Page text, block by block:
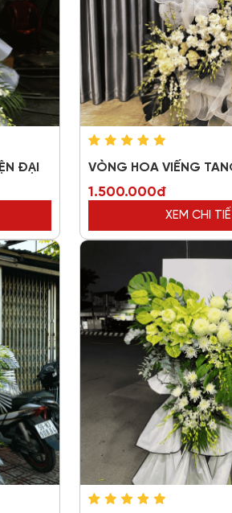
ĐẠI VÒNG HOA VIẾNG
1.500.000đ
XEM CHI